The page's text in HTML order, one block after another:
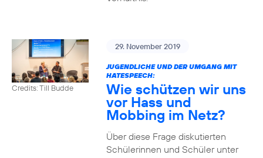
Credits: Till Budde
29. November 2019
JUGENDLICHE UND DER UMGANG MIT
HATESPEECH:
Wie schützen wir uns
vor Hass und
Mobbing im Netz?
Über diese Frage diskutierten
Schülerinnen und Schüler unter